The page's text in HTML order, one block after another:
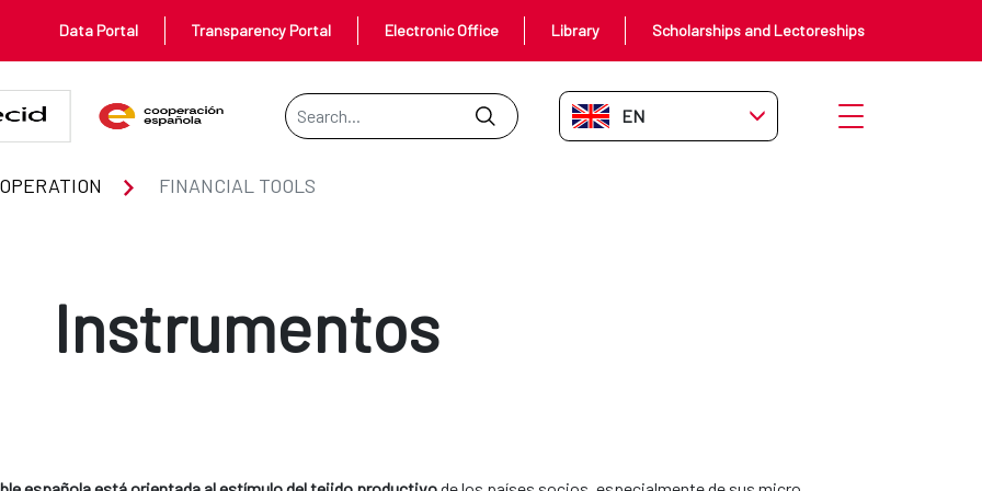
Data Portal Transparency Portal Electronic Office Library Scholarships and Lectoreships
Search Bar
EN-GB Open menu
FINANCIAL TOOLS
Instrumentos